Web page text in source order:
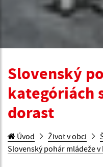
Slovenský
kategóriách
dorast
Úvod Život v obci
Slovenský pohár mládeže